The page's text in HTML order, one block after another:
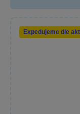
Expedujeme dle